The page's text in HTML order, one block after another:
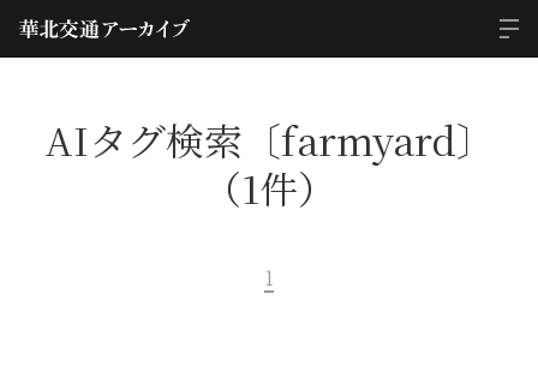
AIタグ検索〔farmyard〕
（1件）
1